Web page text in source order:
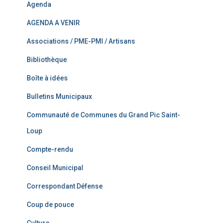
Agenda
AGENDA A VENIR
Associations / PME-PMI / Artisans
Bibliothèque
Boîte à idées
Bulletins Municipaux
Communauté de Communes du Grand Pic Saint-
Loup
Compte-rendu
Conseil Municipal
Correspondant Défense
Coup de pouce